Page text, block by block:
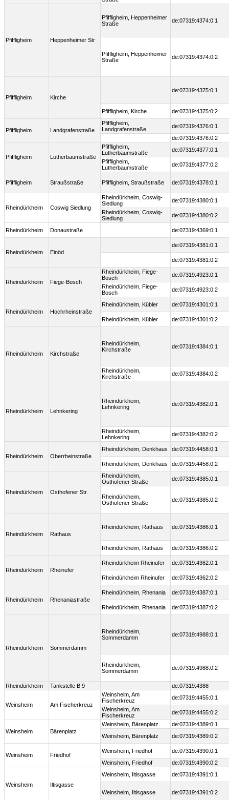
Pfiffligheim Heppenheimer Str
Pfiffligheim, Heppenheimer
Straße
de:07319:4374:0:1
Pfiffligheim, Heppenheimer
Straße
de:07319:4374:0:2
Pfiffligheim Kirche
de:07319:4375:0:1
Pfiffligheim, Kirche de:07319:4375:0:2
Pfiffligheim Landgrafenstraße
Pfiffligheim,
Landgrafenstraße
de:07319:4376:0:1
de:07319:4376:0:2
Pfiffligheim Lutherbaumstraße
Pfiffligheim,
Lutherbaumstraße
de:07319:4377:0:1
Pfiffligheim,
Lutherbaumstraße
de:07319:4377:0:2
Pfiffligheim Straußstraße Pfiffligheim, Straußstraße de:07319:4378:0:1
Rheindürkheim Coswig Siedlung
Rheindürkheim, Coswig-
Siedlung
de:07319:4380:0:1
Rheindürkheim, Coswig-
Siedlung
de:07319:4380:0:2
Rheindürkheim Donaustraße de:07319:4369:0:1
Rheindürkheim Einöd
de:07319:4381:0:1
de:07319:4381:0:2
Rheindürkheim Fiege-Bosch
Rheindürkheim, Fiege-
Bosch
de:07319:4923:0:1
Rheindürkheim, Fiege-
Bosch
de:07319:4923:0:2
Rheindürkheim Hochrheinstraße
Rheindürkheim, Kübler de:07319:4301:0:1
Rheindürkheim, Kübler de:07319:4301:0:2
Rheindürkheim Kirchstraße
Rheindürkheim,
Kirchstraße
de:07319:4384:0:1
Rheindürkheim,
Kirchstraße
de:07319:4384:0:2
Rheindürkheim Lehnkering
Rheindürkheim,
Lehnkering
de:07319:4382:0:1
Rheindürkheim,
Lehnkering
de:07319:4382:0:2
Rheindürkheim Oberrheinstraße
Rheindürkheim, Denkhaus de:07319:4458:0:1
Rheindürkheim, Denkhaus de:07319:4458:0:2
Rheindürkheim Osthofener Str.
Rheindürkheim,
Osthofener Straße
de:07319:4385:0:1
Rheindürkheim,
Osthofener Straße
de:07319:4385:0:2
Rheindürkheim Rathaus
Rheindürkheim, Rathaus de:07319:4386:0:1
Rheindürkheim, Rathaus de:07319:4386:0:2
Rheindürkheim Rheinufer
Rheindürkheim Rheinufer de:07319:4362:0:1
Rheindürkheim Rheinufer de:07319:4362:0:2
Rheindürkheim Rhenaniastraße
Rheindürkheim, Rhenania de:07319:4387:0:1
Rheindürkheim, Rhenania de:07319:4387:0:2
Rheindürkheim Sommerdamm
Rheindürkheim,
Sommerdamm
de:07319:4988:0:1
Rheindürkheim,
Sommerdamm
de:07319:4988:0:2
Rheindürkheim Tankstelle B 9 de:07319:4388
Weinsheim Am Fischerkreuz
Weinsheim, Am
Fischerkreuz
de:07319:4455:0:1
Weinsheim, Am
Fischerkreuz
de:07319:4455:0:2
Weinsheim Bärenplatz
Weinsheim, Bärenplatz
de:07319:4389:0:1
Weinsheim, Bärenplatz
de:07319:4389:0:2
Weinsheim Friedhof
Weinsheim, Friedhof
de:07319:4390:0:1
Weinsheim, Friedhof
de:07319:4390:0:2
Weinsheim Iltisgasse
Weinsheim, Iltisgasse de:07319:4391:0:1
Weinsheim, Iltisgasse de:07319:4391:0:2